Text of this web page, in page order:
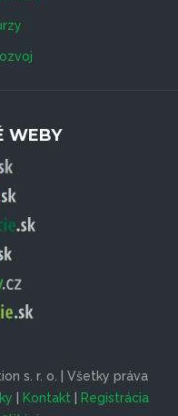
WEBY
s. r. o. | Všetky práva
| Kontakt | Registrácia